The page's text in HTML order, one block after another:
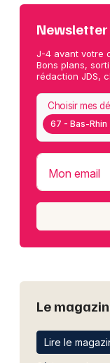
Newsletter
J-4 avant votre
Bons plans,
rédaction JDS,
67 - Bas-Rhin
Choisir mes
Mon email
Le
Lire le